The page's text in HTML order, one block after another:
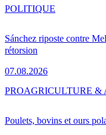
Sánchez riposte contre
rétorsion
07.08.2026
POLITIQUE
Poulets, bovins et ours
PROAGRICULTURE &